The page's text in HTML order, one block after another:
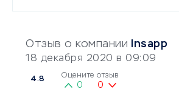
Отзыв о компании Insapp
18 декабря 2020 в 09:09
4.8 Оцените отзыв
0 0